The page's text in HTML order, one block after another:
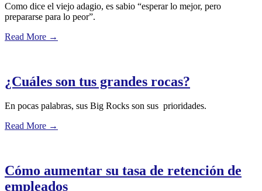
Como dice el viejo adagio, es sabio “esperar lo mejor, pero
prepararse para lo peor”.
Read More →
¿Cuáles son tus grandes rocas?
En pocas palabras, sus Big Rocks son sus prioridades.
Read More →
Cómo aumentar su tasa de retención de
empleados